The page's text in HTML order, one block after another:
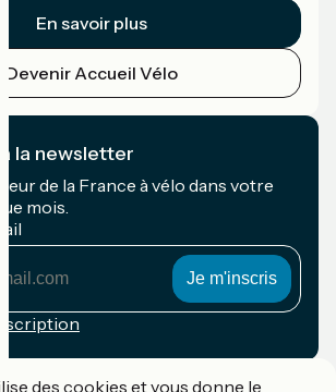
En savoir plus
Devenir Accueil Vélo
à la newsletter
de la France à vélo dans votre
mois.
des cookies et vous donne le